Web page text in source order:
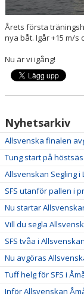
FÖRETAGSKAMPEN
Årets första
nya båt. Igår +15 m/
Nu är vi igång!
Nyhetsarkiv
Allsvenska finalen
Tung start på
Allsvenskan Segling i
SFS utanför pallen i
Nu startar
Vill du segla
SFS tvåa i
Nu avgöras
Tuff helg för SFS i
Inför Allsvenskan